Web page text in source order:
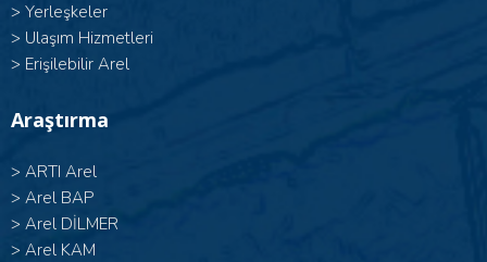
> Yerleşkeler
> Ulaşım Hizmetleri
> Erişilebilir Arel
Araştırma
> ARTI Arel
> Arel BAP
> Arel DİLMER
> Arel KAM